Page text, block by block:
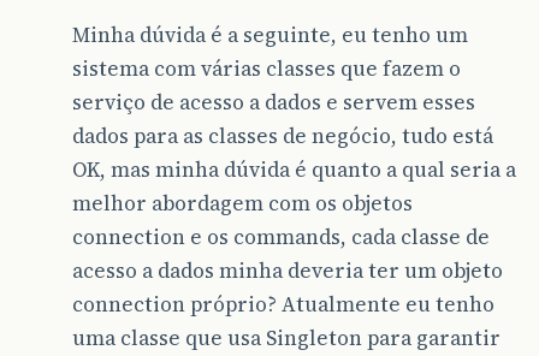
Minha dúvida é a seguinte, eu tenho um
sistema com várias classes que fazem o
serviço de acesso a dados e servem esses
dados para as classes de negócio, tudo está
OK, mas minha dúvida é quanto a qual seria a
melhor abordagem com os objetos
connection e os commands, cada classe de
acesso a dados minha deveria ter um objeto
connection próprio? Atualmente eu tenho
uma classe que usa Singleton para garantir